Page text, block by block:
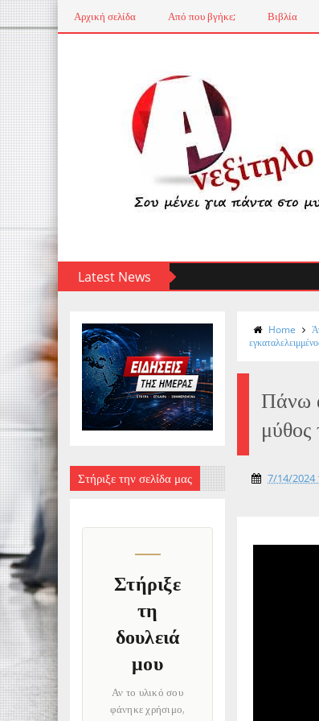
Αρχική σελίδα Από που βγήκε; Βιβλία
Latest News
Στήριξε την σελίδα μας
Στήριξε
τη
δουλειά
μου
Αν το υλικό σου
φάνηκε χρήσιμο,
Home
Πάνω
7/14/2024